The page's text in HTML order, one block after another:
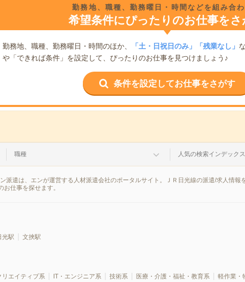
勤務地、職種、勤務曜日・時間などを組み合
希望条件にぴったりのお仕事をさ
勤務地、職種、勤務曜日・時間のほか、 「土・日祝日のみ」「残業なし」
や「できれば条件」を設定して、ぴったりのお仕事を見つけましょう♪
条件を設定してお仕事をさがす
職種 人気の検索インデックス
派遣は、エンが運営する人材派遣会社のポータルサイト。ＪＲ日光線の派遣/求人情報
仕事を探せます。
光駅 文挾駅
リエイティブ系 IT・エンジニア系 技術系 医療・介護・福祉・教育系 軽作業・